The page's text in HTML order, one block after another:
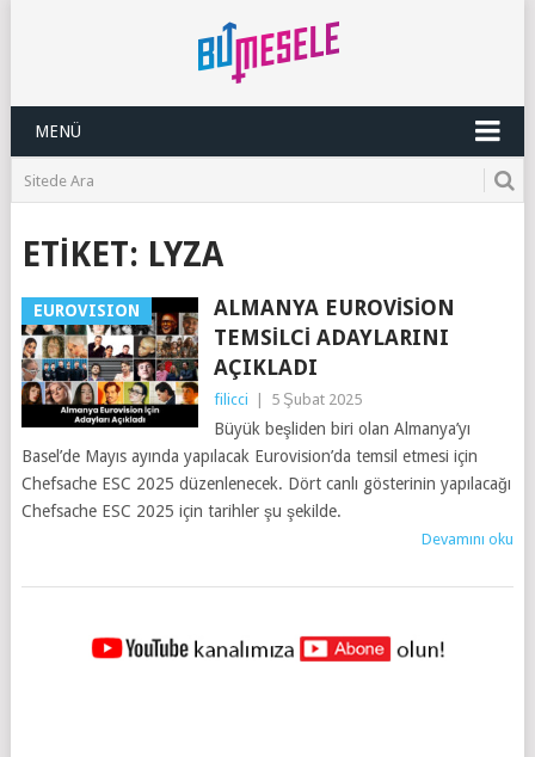
MENÜ
ETIKET: LYZA
EUROVISION
ALMANYA EUROVISION
TEMSILCI ADAYLARINI
AÇIKLADI
filicci 5 Şubat 2025
Büyük beşliden biri olan Almanya’yı
Basel’de Mayıs ayında yapılacak Eurovision’da temsil etmesi için
Chefsache ESC 2025 düzenlenecek. Dört canlı gösterinin yapılacağı
Chefsache ESC 2025 için tarihler şu şekilde.
Devamını oku
YAZILAR